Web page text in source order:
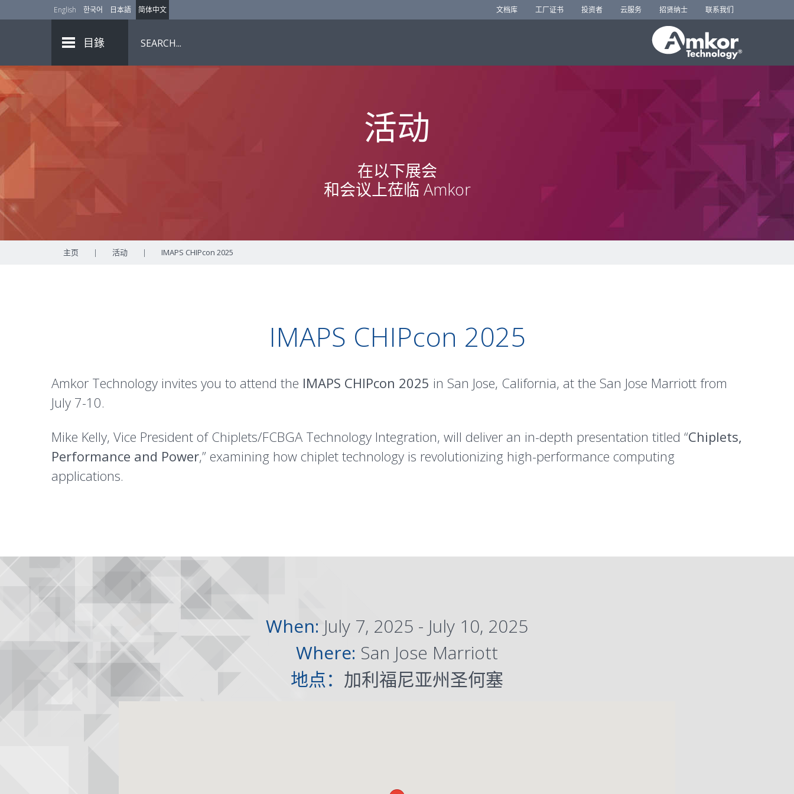
English 한국어 日本語 简体中文 文档库 工厂证书 投资者 云服务 招贤纳士 联系我们
目錄
活动
在以下展会
和会议上莅临 Amkor
主页 | 活动 | IMAPS CHIPcon 2025
IMAPS CHIPcon 2025
Amkor Technology invites you to attend the IMAPS CHIPcon 2025 in San Jose, California, at the San Jose Marriott from
July 7-10.
Mike Kelly, Vice President of Chiplets/FCBGA Technology Integration, will deliver an in-depth presentation titled “Chiplets,
Performance and Power,” examining how chiplet technology is revolutionizing high-performance computing
applications.
When: July 7, 2025 - July 10, 2025
Where: San Jose Marriott
地点： 加利福尼亚州圣何塞